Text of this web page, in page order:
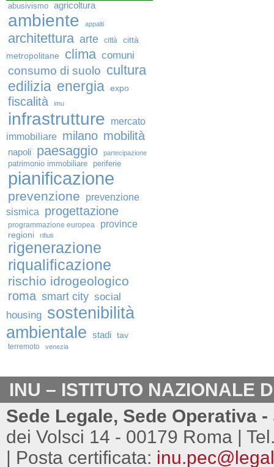
abusivismo agricoltura
ambiente appalti
architettura arte città
città
metropolitane
clima comuni
consumo di suolo cultura
edilizia energia expo
fiscalità imu
infrastrutture
mercato
immobiliare milano mobilità
napoli paesaggio partecipazione
patrimonio immobiliare periferie
pianificazione
prevenzione
prevenzione
sismica
progettazione
programmazione europea province
regioni rifiuti
rigenerazione
riqualificazione
rischio idrogeologico
roma smart city social
housing sostenibilità
ambientale stadi tav
terremoto venezia
INU – ISTITUTO NAZIONALE
Sede Legale, Sede Operativa
dei Volsci 14 - 00179 Roma |
| Posta certificata: